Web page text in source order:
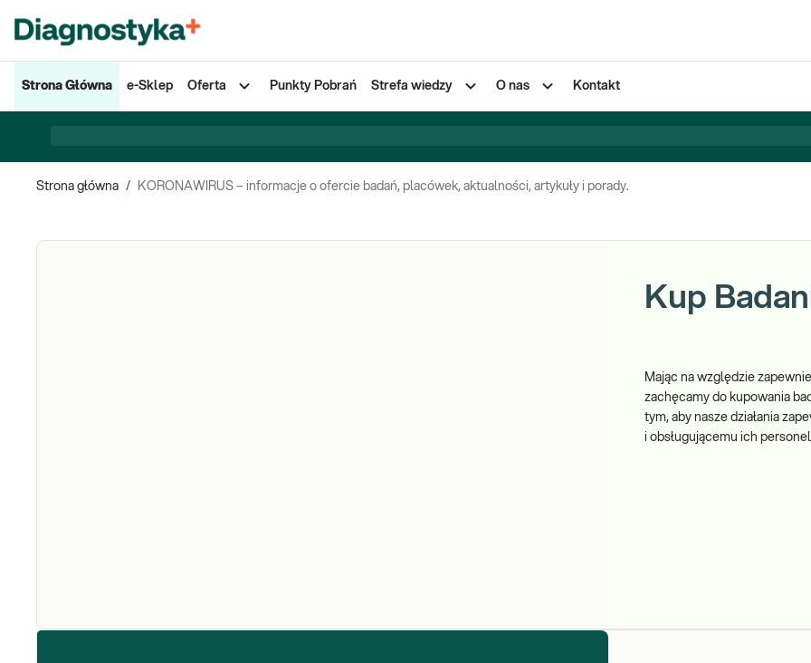
Strona Główna e-Sklep Oferta Punkty Pobrań Strefa wiedzy O nas Kontakt
Strona główna / KORONAWIRUS – informacje o ofercie badań, placówek, aktualności, artykuły i porady.
Kup
Mając na względzie
zachęcamy do kupowania
tym, aby nasze działania
i obsługującemu ich